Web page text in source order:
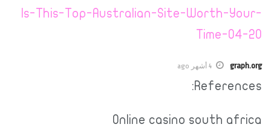
Is-This-Top-Australian-Site-Worth-Your-
Time-04-20
graph.org 4 أشهر ago
References:
Online casino south africa